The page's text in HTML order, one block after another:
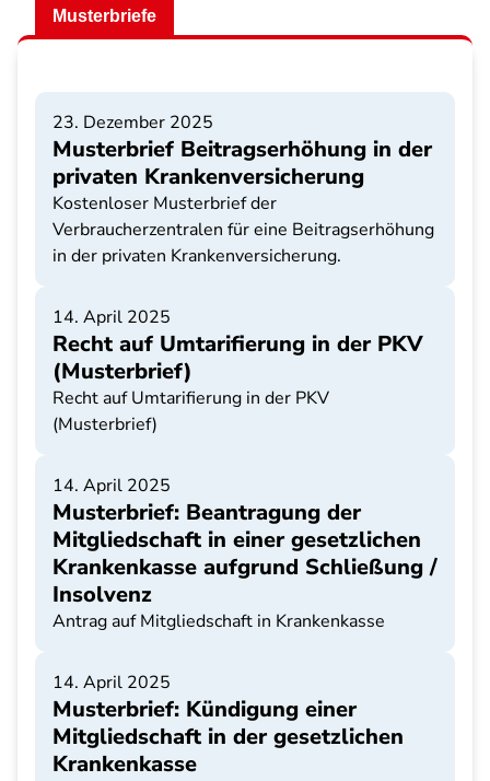
Musterbriefe
23. Dezember 2025
Musterbrief Beitragserhöhung in der
privaten Krankenversicherung
Kostenloser Musterbrief der
Verbraucherzentralen für eine Beitragserhöhung
in der privaten Krankenversicherung.
14. April 2025
Recht auf Umtarifierung in der PKV
(Musterbrief)
Recht auf Umtarifierung in der PKV
(Musterbrief)
14. April 2025
Musterbrief: Beantragung der
Mitgliedschaft in einer gesetzlichen
Krankenkasse aufgrund Schließung /
Insolvenz
Antrag auf Mitgliedschaft in Krankenkasse
14. April 2025
Musterbrief: Kündigung einer
Mitgliedschaft in der gesetzlichen
Krankenkasse